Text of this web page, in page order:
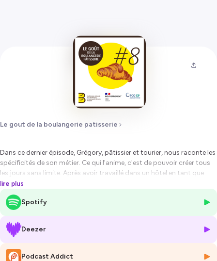
Le gout de la boulangerie patisserie
Dans ce dernier épisode, Grégory, pâtissier et tourier, nous raconte les
spécificités de son métier. Ce qui l'anime, c'est de pouvoir créer tous
les jours sans limite. Après avoir travaillé dans un hôtel en tant que
pâtissier, pour un traiteur, et même aux États-Unis, il est aujourd'hui à
la tête de sa propre boulangerie, « La cerise sur le gâteau » à Toulon.
Hébergé par Ausha. Visitez
pour plus d'informations.
lire plus
Spotify
Deezer
Podcast Addict